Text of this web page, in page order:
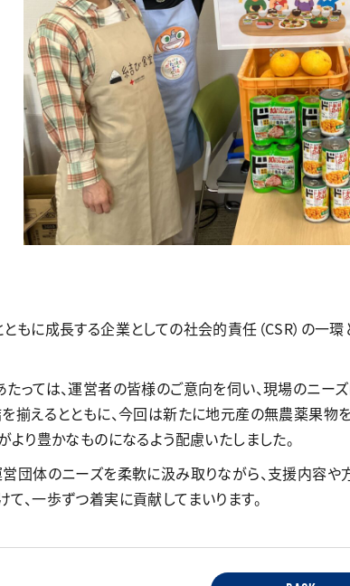
もに成長する企業としての社会的責任（CSR）の
っては、運営者の皆様のご意向を伺い、現場のニー
揃えるとともに、今回は新たに地元産の無農薬果
より豊かなものになるよう配慮いたしました。
団体のニーズを柔軟に汲み取りながら、支援内容
、一歩ずつ着実に貢献してまいります。